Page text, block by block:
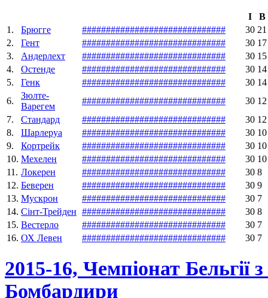
І
В
1.
Брюгге ############################## 30 21
2.
Гент ############################## 30 17
3.
Андерлехт ############################## 30 15
4.
Остенде ############################## 30 14
5.
Генк ############################## 30 14
6.
Зюлте-
Варегем
############################## 30 12
7.
Стандард ############################## 30 12
8.
Шарлеруа ############################## 30 10
9.
Кортрейк ############################## 30 10
10. Мехелен ############################## 30 10
11. Локерен ############################## 30 8
12. Беверен ############################## 30 9
13. Мускрон ############################## 30 7
14. Сінт-Трейден ############################## 30 8
15. Вестерло ############################## 30 7
16. ОХ Левен ############################## 30 7
2015-16, Чемпіонат Бельгії
Бомбардири